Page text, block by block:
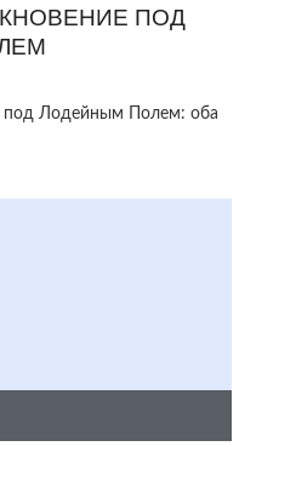
ПОД
под Лодейным Полем: оба